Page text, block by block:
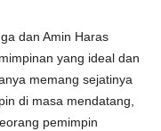
dan Amin Haras
yang ideal dan
memang sejatinya
di masa mendatang,
pemimpin